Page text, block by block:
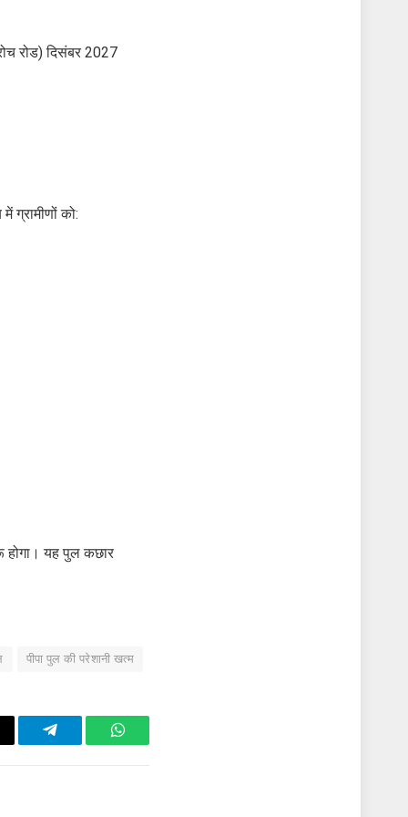
रोड) दिसंबर 2027
ग्रामीणों को:
होगा। यह पुल कछार
पीपा पुल की परेशानी खत्म
Telegram WhatsApp